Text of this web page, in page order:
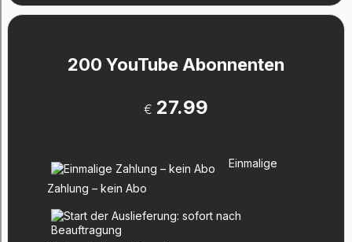
200 YouTube Abonnenten
€ 27.99
Einmalige
Zahlung – kein Abo